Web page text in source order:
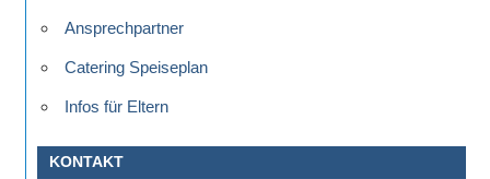
Ansprechpartner
Catering Speiseplan
Infos für Eltern
KONTAKT